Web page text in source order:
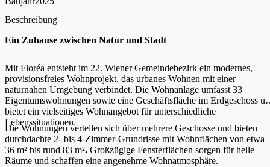
Beschreibung
Ein Zuhause zwischen Natur und Stadt
Mit Floréa entsteht im 22. Wiener Gemeindebezirk ein modernes,
provisionsfreies Wohnprojekt, das urbanes Wohnen mit einer
naturnahen Umgebung verbindet. Die Wohnanlage umfasst 33
Eigentumswohnungen sowie eine Geschäftsfläche im Erdgeschoss
bietet ein vielseitiges Wohnangebot für unterschiedliche
Lebenssituationen.
Die Wohnungen verteilen sich über mehrere Geschosse und bieten
durchdachte 2- bis 4-Zimmer-Grundrisse mit Wohnflächen von etwa
36 m² bis rund 83 m². Großzügige Fensterflächen sorgen für helle
Räume und schaffen eine angenehme Wohnatmosphäre.